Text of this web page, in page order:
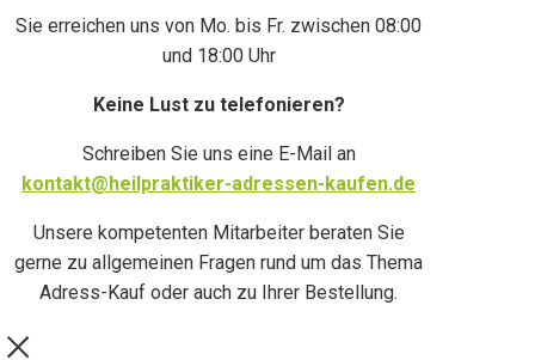
Sie erreichen uns von Mo. bis Fr. zwischen 08:00
und 18:00 Uhr
Keine Lust zu telefonieren?
Schreiben Sie uns eine E-Mail an
kontakt@heilpraktiker-adressen-kaufen.de
Unsere kompetenten Mitarbeiter beraten Sie
gerne zu allgemeinen Fragen rund um das Thema
Adress-Kauf oder auch zu Ihrer Bestellung.